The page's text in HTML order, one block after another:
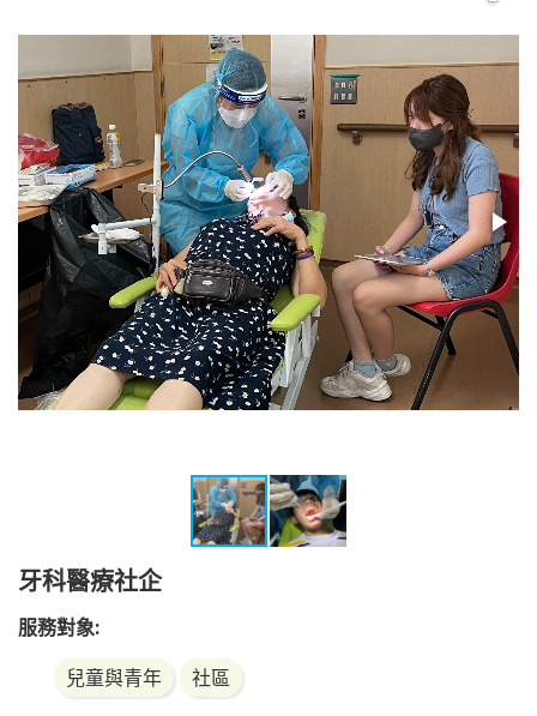
牙科醫療社企
服務對象:
兒童與青年
社區